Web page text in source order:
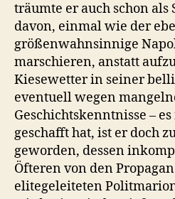
träumte er auch schon
davon, einmal wie der
größenwahnsinnige
marschieren, anstatt
Kiesewetter in seiner
eventuell wegen
Geschichtskenntnisse –
geschafft hat, ist er doch
geworden, dessen
Öfteren von den
elitegeleiteten